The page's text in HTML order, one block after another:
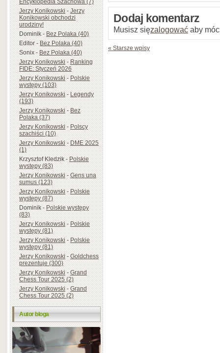
Encyklopedia Szachowa (7)
Jerzy Konikowski-Jerzy
Konikowski obchodzi
urodziny!
Dominik-Bez Polaka (40)
Editor-Bez Polaka (40)
Sonix-Bez Polaka (40)
Jerzy Konikowski-Ranking
FIDE: Styczeń 2026
Jerzy Konikowski-Polskie
występy (103)
Jerzy Konikowski-Legendy
(193)
Jerzy Konikowski-Bez
Polaka (37)
Jerzy Konikowski-Polscy
szachiści (10)
Jerzy Konikowski-DME 2025
(1)
Krzysztof Kledzik-Polskie
występy (83)
Jerzy Konikowski-Gens una
sumus (123)
Jerzy Konikowski-Polskie
występy (87)
Dominik-Polskie występy
(83)
Jerzy Konikowski-Polskie
występy (81)
Jerzy Konikowski-Polskie
występy (81)
Jerzy Konikowski-Goldchess
prezentuje (300)
Jerzy Konikowski-Grand
Chess Tour 2025 (2)
Jerzy Konikowski-Grand
Chess Tour 2025 (2)
Autor bloga
Dodaj komentarz
Musisz sięzalogować aby
« Starsze wpisy